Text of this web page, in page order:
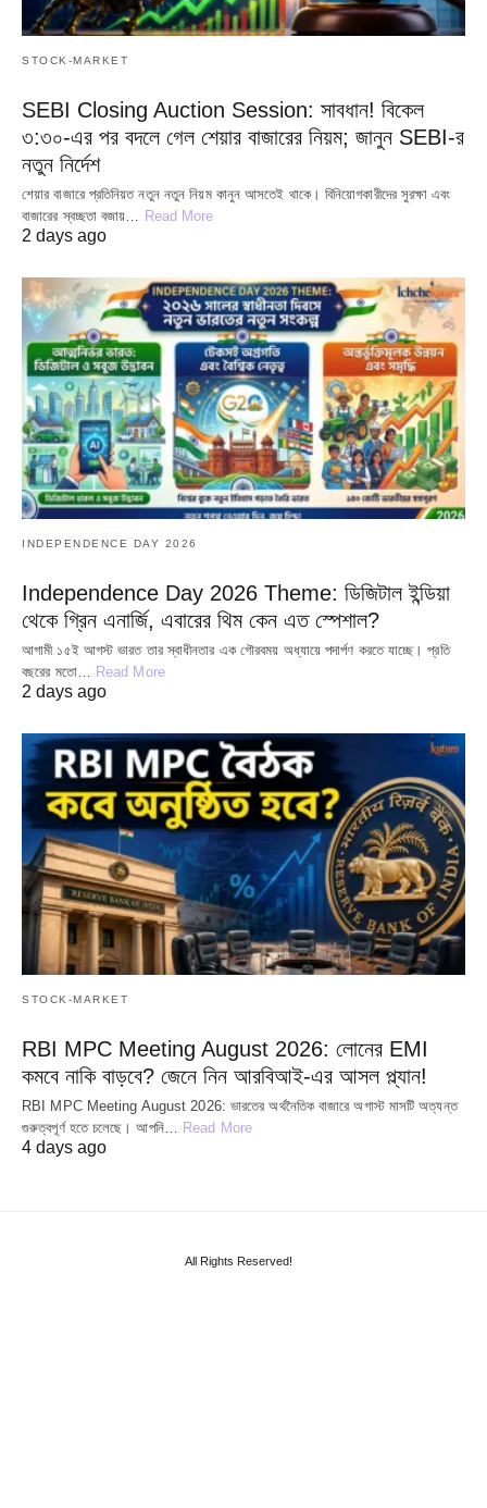
STOCK-MARKET
SEBI Closing Auction Session: সাবধান! বিকেল
৩:৩০-এর পর বদলে গেল শেয়ার বাজারের নিয়ম; জানুন SEBI-র
নতুন নির্দেশ
শেয়ার বাজারে প্রতিনিয়ত নতুন নতুন নিয়ম কানুন আসতেই থাকে। বিনিয়োগকারীদের সুরক্ষা এবং
বাজারের স্বচ্ছতা বজায়… Read More
2 days ago
INDEPENDENCE DAY 2026
Independence Day 2026 Theme: ডিজিটাল ইন্ডিয়া
থেকে গ্রিন এনার্জি, এবারের থিম কেন এত স্পেশাল?
আগামী ১৫ই আগস্ট ভারত তার স্বাধীনতার এক গৌরবময় অধ্যায়ে পদার্পণ করতে যাচ্ছে। প্রতি
বছরের মতো…
Read More
2 days ago
STOCK-MARKET
RBI MPC Meeting August 2026: লোনের EMI
কমবে নাকি বাড়বে? জেনে নিন আরবিআই-এর আসল প্ল্যান!
RBI MPC Meeting August 2026: ভারতের অর্থনৈতিক বাজারে অগাস্ট মাসটি অত্যন্ত
গুরুত্বপূর্ণ হতে চলেছে। আপনি… Read More
4 days ago
All Rights Reserved!